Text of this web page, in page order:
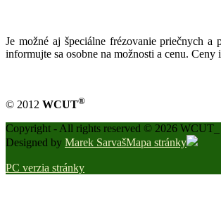
Je možné aj špeciálne frézovanie priečnych a
informujte sa osobne na možnosti a cenu. Ceny
© 2012 WCUT®
Copyright - All rights reserved © 2026
Designed by Marek SarvašMapa stránky
PC verzia stránky